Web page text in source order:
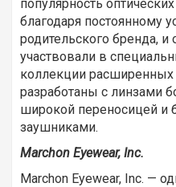
популярность
благодаря постоянному
родительского бренда, и
участвовали в
коллекции
разработаны с линзами
широкой переносицей и
заушниками.
Marchon Eyewear, Inc.
Marchon Eyewear, Inc. —